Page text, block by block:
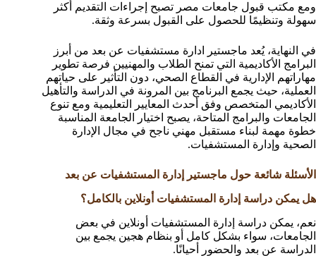
ومع مكتب قبول جامعات مصر تصبح إجراءات التقديم أكثر
سهولة وتنظيمًا للحصول على القبول بسرعة وثقة.
في النهاية، يُعد ماجستير ادارة مستشفيات عن بعد من أبرز
البرامج الأكاديمية التي تمنح الطلاب والمهنيين فرصة تطوير
مهاراتهم الإدارية في القطاع الصحي، دون التأثير على حياتهم
العملية، حيث يجمع البرنامج بين المرونة في الدراسة والتأهيل
الأكاديمي المتخصص وفق أحدث المعايير التعليمية ومع تنوع
الجامعات والبرامج المتاحة، يصبح اختيار الجامعة المناسبة
خطوة مهمة لبناء مستقبل مهني ناجح في مجال الإدارة
الصحية وإدارة المستشفيات.
الأسئلة شائعة حول ماجستير إدارة المستشفيات عن بعد
هل يمكن دراسة إدارة المستشفيات أونلاين بالكامل؟
نعم، يمكن دراسة إدارة المستشفيات أونلاين في بعض
الجامعات، سواء بشكل كامل أو بنظام هجين يجمع بين
الدراسة عن بعد والحضور أحيانًا.